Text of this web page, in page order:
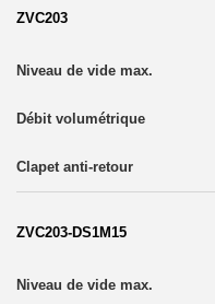
ZVC203
ZVC203-DS1M15